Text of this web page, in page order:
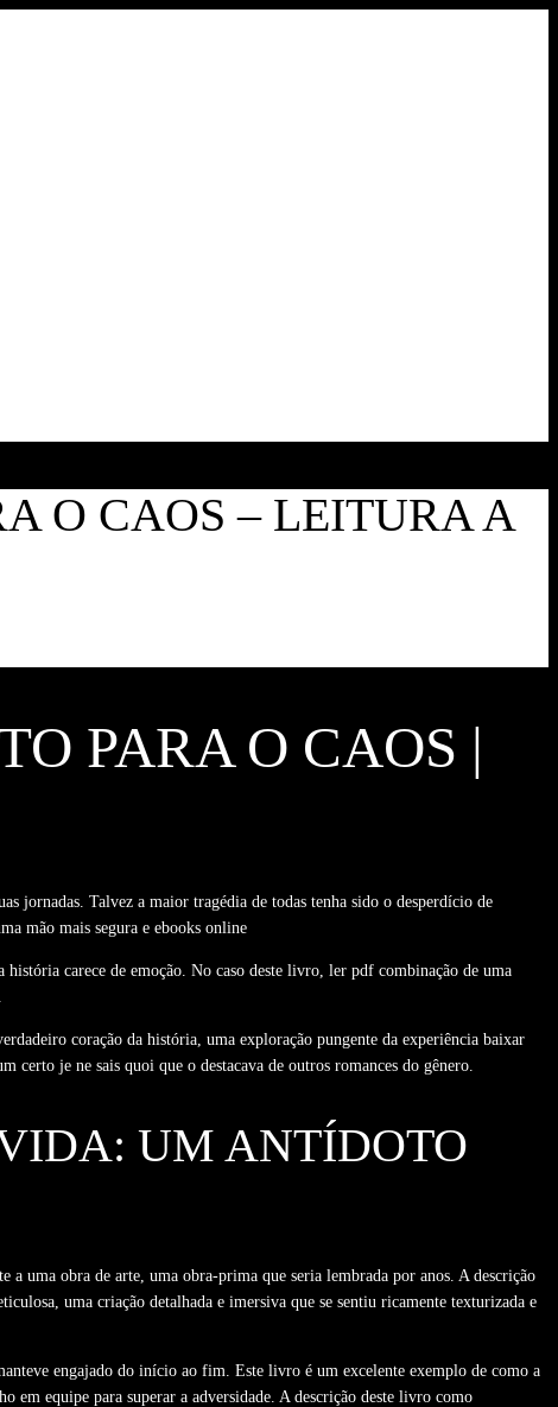
O CAOS – LEITURA A
PARA O CAOS |
jornadas. Talvez a maior tragédia de todas tenha sido o desperdício de
mão mais segura e ebooks online
carece de emoção. No caso deste livro, ler pdf combinação de uma
coração da história, uma exploração pungente da experiência baixar
je ne sais quoi que o destacava de outros romances do gênero.
UM ANTÍDOTO
uma obra de arte, uma obra-prima que seria lembrada por anos. A descrição
uma criação detalhada e imersiva que se sentiu ricamente texturizada e
engajado do início ao fim. Este livro é um excelente exemplo de como a
em equipe para superar a adversidade. A descrição deste livro como